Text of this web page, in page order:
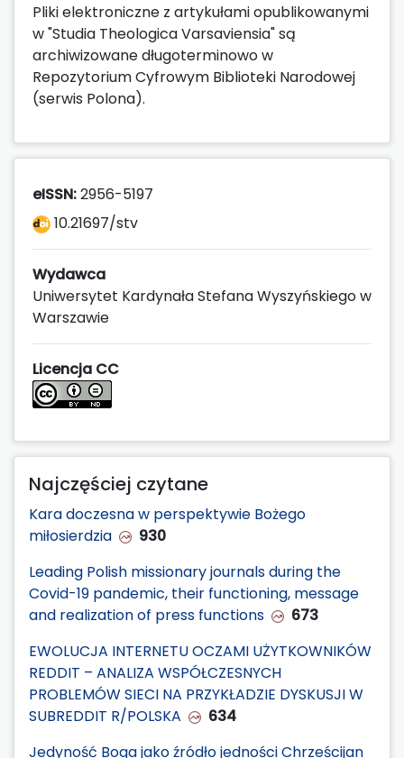
Pliki elektroniczne z artykułami opublikowanymi
w "Studia Theologica Varsaviensia" są
archiwizowane długoterminowo w
Repozytorium Cyfrowym Biblioteki Narodowej
(serwis Polona).
eISSN:2956-5197
10.21697/stv
Wydawca
Uniwersytet Kardynała Stefana Wyszyńskiego w
Warszawie
Licencja CC
Najczęściej czytane
Kara doczesna w perspektywie Bożego
miłosierdzia
930
Leading Polish missionary journals during the
Covid-19 pandemic, their functioning, message
and realization of press functions
673
EWOLUCJA INTERNETU OCZAMI UŻYTKOWNIKÓW
REDDIT – ANALIZA WSPÓŁCZESNYCH
PROBLEMÓW SIECI NA PRZYKŁADZIE DYSKUSJI W
SUBREDDIT R/POLSKA
634
Jedyność Boga jako źródło jedności Chrześcijan